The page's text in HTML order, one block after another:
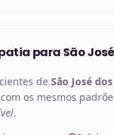
para São
de São José
os mesmos
.